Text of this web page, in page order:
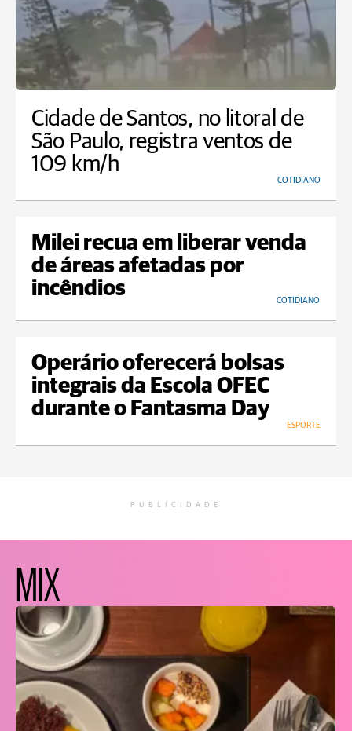
Cidade de Santos, no litoral de
São Paulo, registra ventos de
109 km/h
COTIDIANO
Milei recua em liberar venda
de áreas afetadas por
incêndios
COTIDIANO
Operário oferecerá bolsas
integrais da Escola OFEC
durante o Fantasma Day
ESPORTE
PUBLICIDADE
MIX